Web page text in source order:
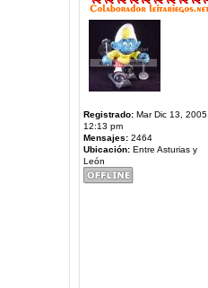
Registrado:Mar Dic 13, 2005
12:13 pm
Mensajes:2464
Ubicación:Entre Asturias y
León